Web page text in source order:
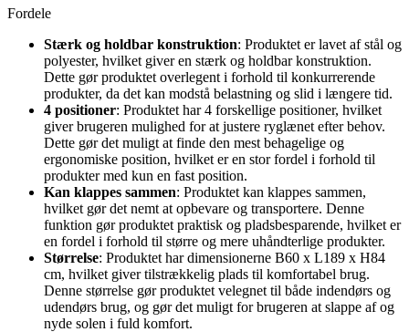
Fordele
Stærk og holdbar konstruktion: Produktet er lavet af stål og
polyester, hvilket giver en stærk og holdbar konstruktion.
Dette gør produktet overlegent i forhold til konkurrerende
produkter, da det kan modstå belastning og slid i længere tid.
4 positioner: Produktet har 4 forskellige positioner, hvilket
giver brugeren mulighed for at justere ryglænet efter behov.
Dette gør det muligt at finde den mest behagelige og
ergonomiske position, hvilket er en stor fordel i forhold til
produkter med kun en fast position.
Kan klappes sammen: Produktet kan klappes sammen,
hvilket gør det nemt at opbevare og transportere. Denne
funktion gør produktet praktisk og pladsbesparende, hvilket er
en fordel i forhold til større og mere uhåndterlige produkter.
Størrelse: Produktet har dimensionerne B60 x L189 x H84
cm, hvilket giver tilstrækkelig plads til komfortabel brug.
Denne størrelse gør produktet velegnet til både indendørs og
udendørs brug, og gør det muligt for brugeren at slappe af og
nyde solen i fuld komfort.